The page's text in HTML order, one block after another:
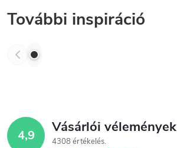
További inspiráció
4,9 Vásárlói vélemények
4308 értékelés